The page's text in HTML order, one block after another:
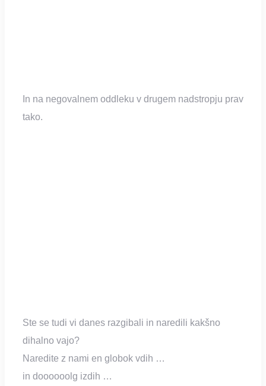
In na negovalnem oddleku v drugem nadstropju prav
tako.
Ste se tudi vi danes razgibali in naredili kakšno
dihalno vajo?
Naredite z nami en globok vdih …
in doooooolg izdih …